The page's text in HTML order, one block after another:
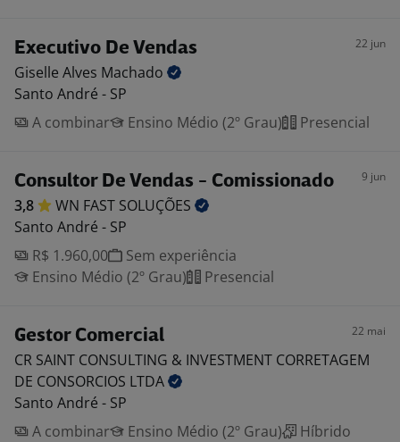
Executivo De Vendas 22 jun
Giselle Alves Machado
Santo André - SP
A combinar
Ensino Médio (2º Grau) Presencial
Consultor De Vendas - Comissionado 9 jun
3,8 WN FAST SOLUÇÕES
Santo André - SP
R$ 1.960,00
Sem experiência
Ensino Médio (2º Grau)
Presencial
Gestor Comercial 22 mai
CR SAINT CONSULTING & INVESTMENT CORRETAGEM
DE CONSORCIOS LTDA
Santo André - SP
A combinar
Ensino Médio (2º Grau) Híbrido